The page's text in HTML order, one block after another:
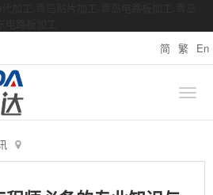
简 繁 En